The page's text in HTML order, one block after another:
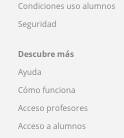
Condiciones uso alumnos
Seguridad
Descubre más
Ayuda
Cómo funciona
Acceso profesores
Acceso a alumnos